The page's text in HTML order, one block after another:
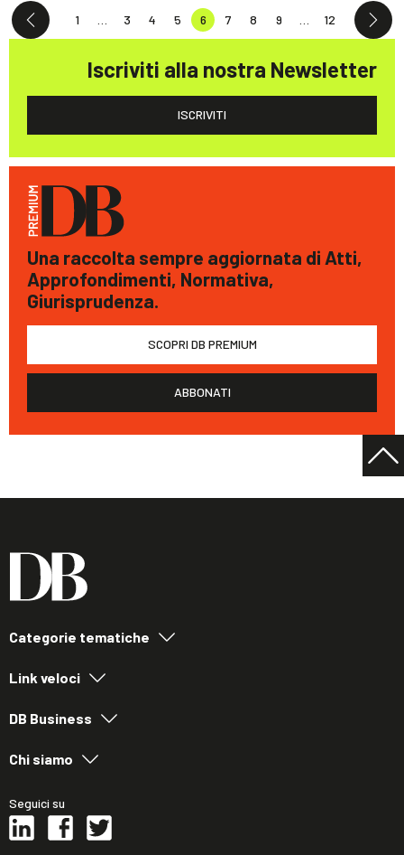
1 3 4 5 6 7 8 9 12
Iscriviti alla nostra Newsletter
ISCRIVITI
Una raccolta sempre aggiornata di Atti,
Approfondimenti, Normativa,
Giurisprudenza.
SCOPRI DB PREMIUM
ABBONATI
Categorie tematiche
Link veloci
DB Business
Chi siamo
Seguici su